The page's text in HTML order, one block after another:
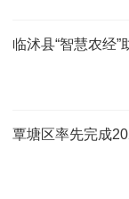
临沭县“智慧农经”
覃塘区率先完成